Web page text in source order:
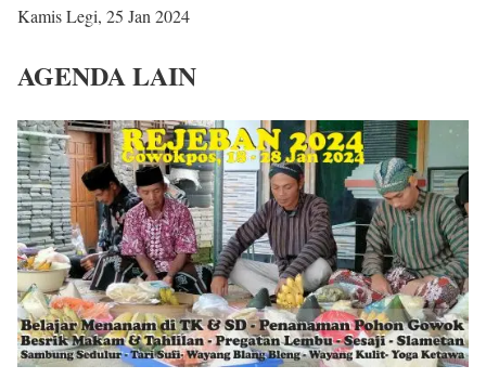
Kamis Legi, 25 Jan 2024
AGENDA LAIN